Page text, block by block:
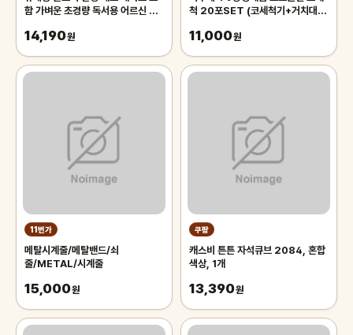
함 가벼운 초경량 독서용 어르신 노
남성
14,190원
척 20포SET (코세척기+거치대
11,000원
11번가
메탈시계줄/메탈밴드/쇠
줄/METAL/시계줄
15,000원
쿠팡
캐스비 튼튼 자석큐브 2084, 혼합
색상, 1개
13,390원